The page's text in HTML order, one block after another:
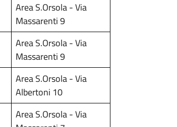
Area S.Orsola - Via
Massarenti 9
Area S.Orsola - Via
Massarenti 9
Area S.Orsola - Via
Albertoni 10
Area S.Orsola - Via